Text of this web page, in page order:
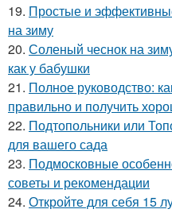
19. Простые и
на зиму
20. Соленый чеснок на
как у бабушки
21. Полное руководство:
правильно и получить
22. Подтопольники или
для вашего сада
23. Подмосковные
советы и рекомендации
24. Откройте для себя 15